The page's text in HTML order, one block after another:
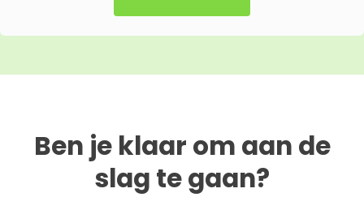
Ben je klaar om aan de
slag te gaan?